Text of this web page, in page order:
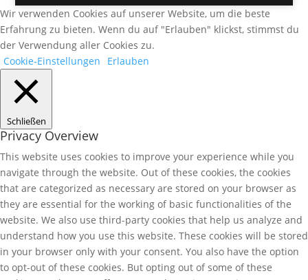
Wir verwenden Cookies auf unserer Website, um die beste
Erfahrung zu bieten. Wenn du auf "Erlauben" klickst, stimmst du
der Verwendung aller Cookies zu.
Cookie-Einstellungen
Erlauben
Schließen
Privacy Overview
This website uses cookies to improve your experience while you
navigate through the website. Out of these cookies, the cookies
that are categorized as necessary are stored on your browser as
they are essential for the working of basic functionalities of the
website. We also use third-party cookies that help us analyze and
understand how you use this website. These cookies will be stored
in your browser only with your consent. You also have the option
to opt-out of these cookies. But opting out of some of these